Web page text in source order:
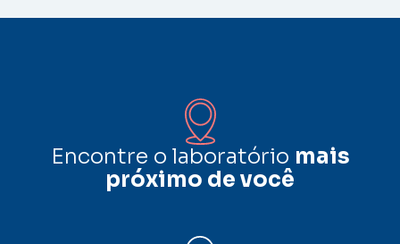
Encontre o laboratório mais
próximo de você